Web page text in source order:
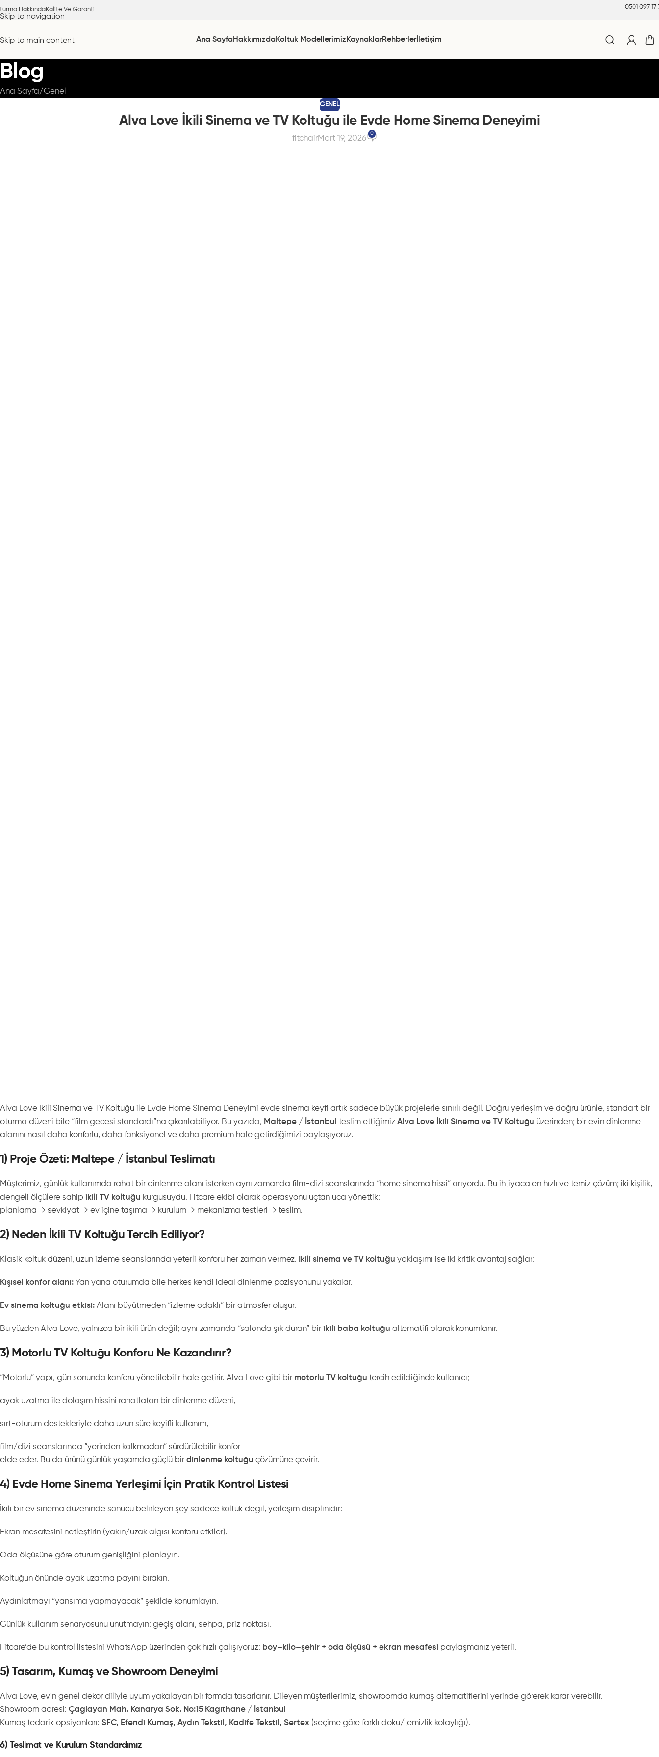
Skip to navigation
Skip to main content
HakkındaKalite Ve Garanti 0501 097 17
Ana Sayfa Hakkımızda Koltuk Modellerimiz KaynaklarRehberlerİletişim
Blog
Ana Sayfa Genel
GENEL
Alva Love İkili Sinema ve TV Koltuğu ile Evde Home Sinema Deneyimi
fitchairMart 19, 2026
0
Alva Love İkili Sinema ve TV Koltuğu ile Evde Home Sinema Deneyimi evde sinema keyfi artık sadece büyük projelerle sınırlı değil. Doğru yerleşim ve doğru ürünle, standart bir
oturma düzeni bile “film gecesi standardı”na çıkarılabiliyor. Bu yazıda, Maltepe / İstanbul teslim ettiğimiz Alva Love İkili Sinema ve TV Koltuğu üzerinden; bir evin dinlenme
alanını nasıl daha konforlu, daha fonksiyonel ve daha premium hale getirdiğimizi paylaşıyoruz.
1) Proje Özeti: Maltepe / İstanbul Teslimatı
Müşterimiz, günlük kullanımda rahat bir dinlenme alanı isterken aynı zamanda film-dizi seanslarında “home sinema hissi” arıyordu. Bu ihtiyaca en hızlı ve temiz çözüm; iki kişilik,
dengeli ölçülere sahip
ikili TV koltuğu kurgusuydu. Fitcare ekibi olarak operasyonu uçtan uca yönettik:
planlama → sevkiyat → ev içine taşıma → kurulum → mekanizma testleri → teslim.
2) Neden İkili TV Koltuğu Tercih Ediliyor?
Klasik koltuk düzeni, uzun izleme seanslarında yeterli konforu her zaman vermez. İkili sinema ve TV koltuğu yaklaşımı ise iki kritik avantaj sağlar:
Kişisel konfor alanı: Yan yana oturumda bile herkes kendi ideal dinlenme pozisyonunu yakalar.
Ev sinema koltuğu etkisi: Alanı büyütmeden “izleme odaklı” bir atmosfer oluşur.
Bu yüzden Alva Love, yalnızca bir ikili ürün değil; aynı zamanda “salonda şık duran” bir ikili baba koltuğu alternatifi olarak konumlanır.
3) Motorlu TV Koltuğu Konforu Ne Kazandırır?
“Motorlu” yapı, gün sonunda konforu yönetilebilir hale getirir. Alva Love gibi bir motorlu TV koltuğu tercih edildiğinde kullanıcı;
ayak uzatma ile dolaşım hissini rahatlatan bir dinlenme düzeni,
sırt-oturum destekleriyle daha uzun süre keyifli kullanım,
film/dizi seanslarında “yerinden kalkmadan” sürdürülebilir konfor
elde eder. Bu da ürünü günlük yaşamda güçlü bir dinlenme koltuğu çözümüne çevirir.
4) Evde Home Sinema Yerleşimi İçin Pratik Kontrol Listesi
İkili bir ev sinema düzeninde sonucu belirleyen şey sadece koltuk değil, yerleşim disiplinidir:
Ekran mesafesini netleştirin (yakın/uzak algısı konforu etkiler).
Oda ölçüsüne göre oturum genişliğini planlayın.
Koltuğun önünde ayak uzatma payını bırakın.
Aydınlatmayı “yansıma yapmayacak” şekilde konumlayın.
Günlük kullanım senaryosunu unutmayın: geçiş alanı, sehpa, priz noktası.
Fitcare’de bu kontrol listesini WhatsApp üzerinden çok hızlı çalışıyoruz: boy–kilo–şehir + oda ölçüsü + ekran mesafesi paylaşmanız yeterli.
5) Tasarım, Kumaş ve Showroom Deneyimi
Alva Love, evin genel dekor diliyle uyum yakalayan bir formda tasarlanır. Dileyen müşterilerimiz, showroomda kumaş alternatiflerini yerinde görerek karar verebilir.
Showroom adresi: Çağlayan Mah. Kanarya Sok. No:15 Kağıthane / İstanbul
Kumaş tedarik opsiyonları: SFC, Efendi Kumaş, Aydın Tekstil, Kadife Tekstil, Sertex (seçime göre farklı doku/temizlik kolaylığı).
6) Teslimat ve Kurulum Standardımız